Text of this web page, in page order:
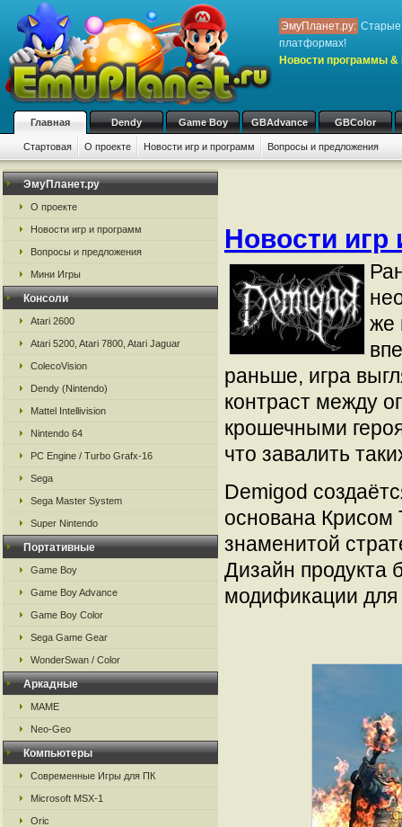
ЭмуПланет.ру: Старые
платформах!
Новости программы &
Главная Dendy Game Boy GBAdvance GBColor
Стартовая О проекте Новости игр и программ Вопросы и предложения
ЭмуПланет.ру
О проекте
Новости игр и программ
Вопросы и предложения
Мини Игры
Консоли
Atari 2600
Atari 5200, Atari 7800, Atari Jaguar
ColecoVision
Dendy (Nintendo)
Mattel Intellivision
Nintendo 64
PC Engine / Turbo Grafx-16
Sega
Sega Master System
Super Nintendo
Портативные
Game Boy
Game Boy Advance
Game Boy Color
Sega Game Gear
WonderSwan / Color
Аркадные
MAME
Neo-Geo
Компьютеры
Современные Игры для ПК
Microsoft MSX-1
Oric
Новости игр
же
раньше, игра
контраст между
крошечными
что завалить
Demigod
основана
знаменитой
Дизайн продукта
модификации для